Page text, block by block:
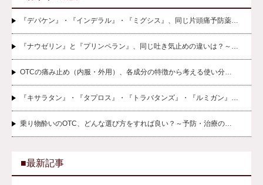
『デパケン』・『インデラル』・『ミグシス』、同じ片頭痛予防薬…
『ナウゼリン』と『プリンペラン』、同じ吐き気止めの違いは？～…
OTCの痛み止め（内服・外用）、各成分の特徴から考える使い分…
『キサラタン』・『タプロス』・『トラバタンズ』・『ルミガン』…
乗り物酔いのOTC、どんな選び方をすれば良い？～予防・治療の…
■最新記事